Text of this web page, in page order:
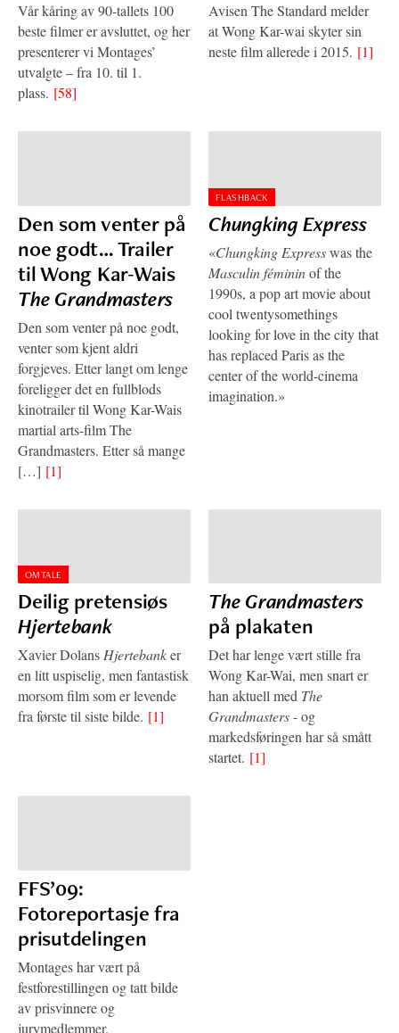
Vår kåring av 90-tallets 100
beste filmer er avsluttet, og her
presenterer vi Montages’
utvalgte – fra 10. til 1.
plass. [58]
Avisen The Standard melder
at Wong Kar-wai skyter sin
neste film allerede i 2015. [1]
Den som venter på
noe godt… Trailer
til Wong Kar-Wais
The Grandmasters
Den som venter på noe godt,
venter som kjent aldri
forgjeves. Etter langt om lenge
foreligger det en fullblods
kinotrailer til Wong Kar-Wais
martial arts-film The
Grandmasters. Etter så mange
[…] [1]
FLASHBACK
Chungking Express
«Chungking Expresswas the
Masculin fémininof the
1990s, a pop art movie about
cool twentysomethings
looking for love in the city that
has replaced Paris as the
center of the world-cinema
imagination.»
OMTALE
Deilig pretensiøs
Hjertebank
Xavier Dolans Hjertebanker
en litt uspiselig, men fantastisk
morsom film som er levende
fra første til siste bilde. [1]
The Grandmasters
på plakaten
Det har lenge vært stille fra
Wong Kar-Wai, men snart er
han aktuell med The
Grandmasters- og
markedsføringen har så smått
startet. [1]
FFS’09:
Fotoreportasje fra
prisutdelingen
Montages har vært på
festforestillingen og tatt bilde
av prisvinnere og
jurymedlemmer.